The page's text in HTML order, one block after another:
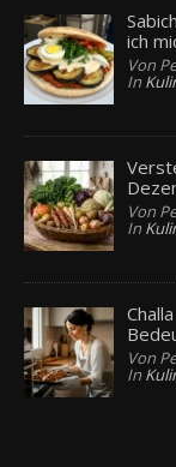
ich
Von
In
Von
In
Von
In